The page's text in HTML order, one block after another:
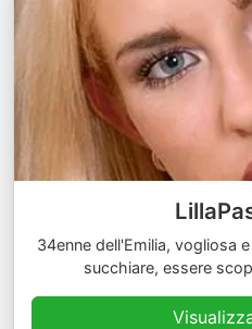
34enne dell'Emilia, vogliosa
succhiare, essere